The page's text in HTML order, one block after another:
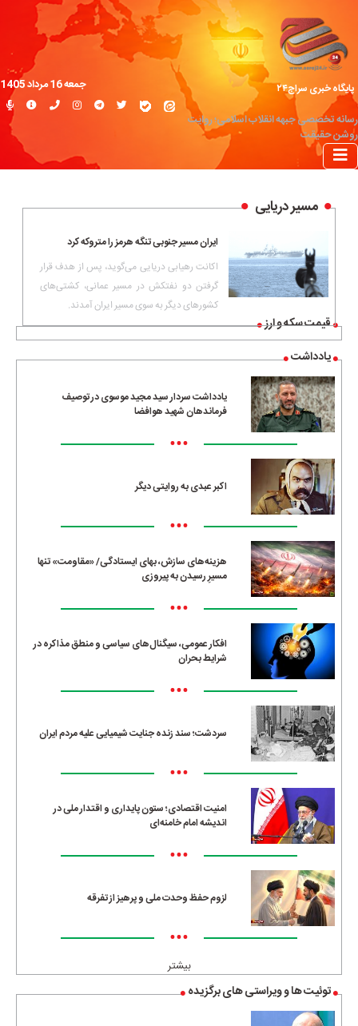
پایگاه خبری سراج۲۴
رسانه تخصصی جبهه انقلاب اسلامی؛ روایت
روشن حقیقت
جمعه 16 مرداد 1405
قیمت سکه و ارز
یادداشت
یادداشت سردار سید مجید موسوی در توصیف
فرماندهان شهید هوافضا
•••
اکبر عبدی به روایتی دیگر
•••
هزینه‌های سازش، بهای ایستادگی/ «مقاومت» تنها
مسیرِ رسیدن به پیروزی
•••
افکار عمومی، سیگنال‌های سیاسی و منطق مذاکره در
شرایط بحران
•••
سردشت؛ سند زنده جنایت شیمیایی علیه مردم ایران
•••
امنیت اقتصادی؛ ستون پایداری و اقتدار ملی در
اندیشه امام خامنه‌ای
•••
لزوم حفظ وحدت ملی و پرهیز از تفرقه
•••
بیشتر
توئیت ها و ویراستی های برگزیده
مسیر دریایی
ایران مسیر جنوبی تنگه هرمز را متروکه کرد
اکانت رهیابی دریایی می‌گوید، پس از هدف قرار
گرفتن دو نفتکش در مسیر عمانی، کشتی‌های
کشورهای دیگر به سوی مسیر ایران آمدند.